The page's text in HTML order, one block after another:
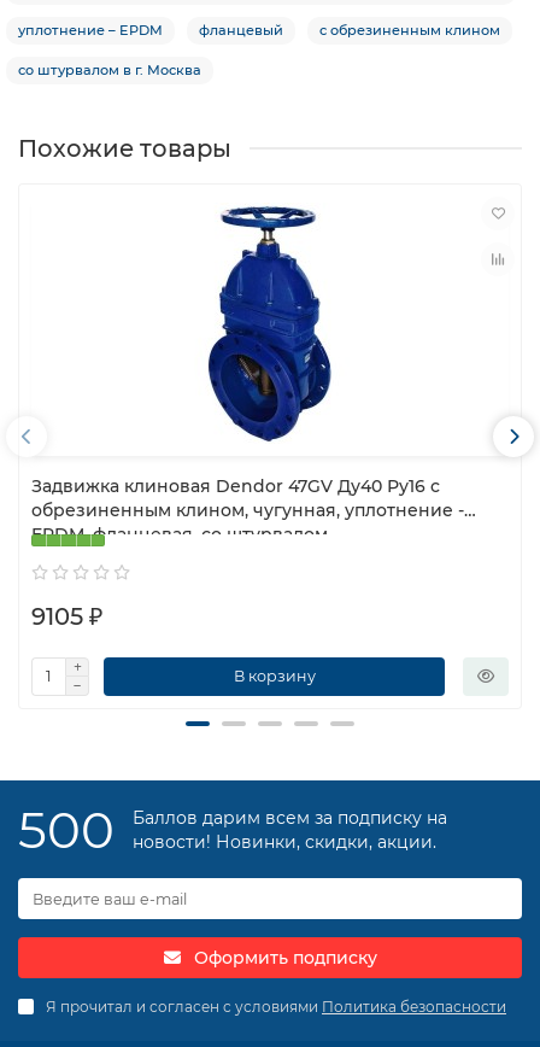
уплотнение – EPDM фланцевый с обрезиненным клином
со штурвалом в г. Москва
Похожие товары
Задвижка клиновая Dendor 47GV Ду40 Ру16 с
обрезиненным клином, чугунная, уплотнение -
EPDM, фланцевая, со штурвалом
9105 ₽
В корзину
500
Баллов дарим всем за подписку на
новости! Новинки, скидки, акции.
Оформить подписку
Я прочитал и согласен с условиями Политика безопасности